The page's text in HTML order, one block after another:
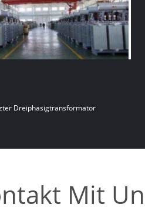
Dreiphasigtransformator
Mit